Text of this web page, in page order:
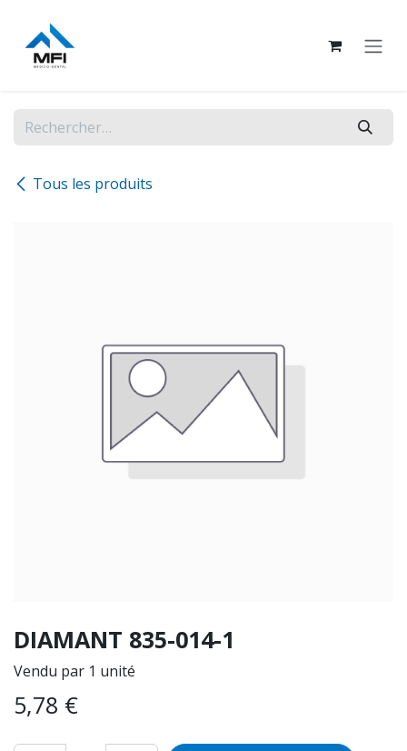
Tous les produits
DIAMANT 835-014-1
Vendu par 1 unité
5,78 €